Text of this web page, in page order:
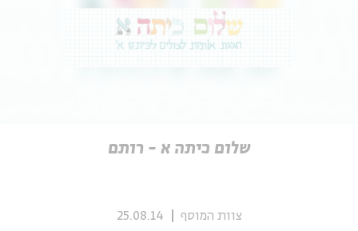
אנגלית
שלום כיתה א - רותם
צוות המוסף 25.08.14